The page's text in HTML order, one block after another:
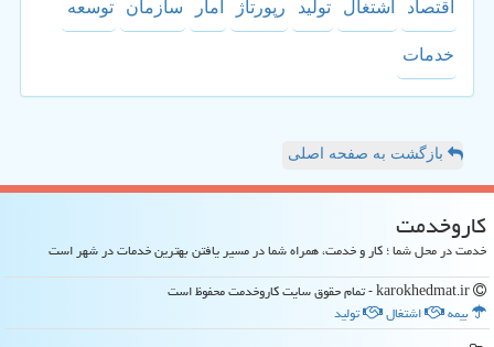
اقتصاد اشتغال تولید رپورتاژ آمار سازمان توسعه
خدمات
بازگشت به صفحه اصلی
كاروخدمت
خدمت در محل شما ؛ کار و خدمت، همراه شما در مسیر یافتن بهترین خدمات در شهر است
بیمه
اشتغال
تولید